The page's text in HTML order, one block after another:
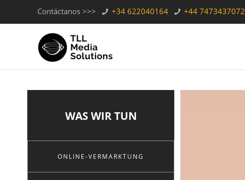
Contáctanos >>> +34 622040164 +44 7473437072
WAS WIR TUN
ONLINE-VERMARKTUNG